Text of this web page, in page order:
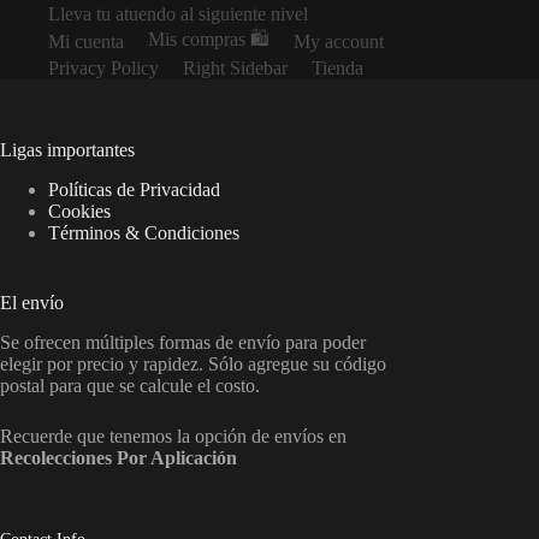
Lleva tu atuendo al siguiente nivel
Mi cuenta
Mis compras 🛍️
My account
Privacy Policy
Right Sidebar Tienda
Ligas importantes
Políticas de Privacidad
Cookies
Términos & Condiciones
El envío
Se ofrecen múltiples formas de envío para poder
elegir por precio y rapidez. Sólo agregue su código
postal para que se calcule el costo.
Recuerde que tenemos la opción de envíos en
Recolecciones Por Aplicación